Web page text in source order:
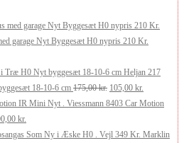
250,00 kr..200,00 kr..
kr..
garage Nyt Byggesæt H0 nypris 210 Kr.
kr..
Heljan 217
18-10-6 cm 175,00kr. Den
oprindelige
var:
105,00 kr.
aktuelle
er:
Viessmann 8403 Car Motion
kr.
aktuelle
Marklin